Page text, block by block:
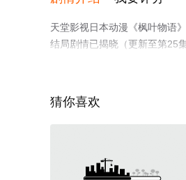
天堂影视日本动漫《枫叶物语
结局剧情已揭晓（更新至第25
猜你喜欢